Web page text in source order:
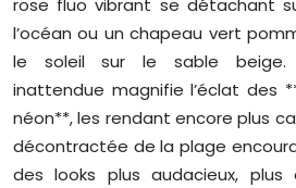
rose fluo vibrant se détachant
l’océan ou un chapeau vert
le soleil sur le sable beige.
inattendue magnifie l’éclat des
néon**, les rendant encore plus
décontractée de la plage
des looks plus audacieux, plus